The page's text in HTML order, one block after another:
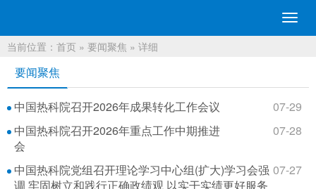
切
换
当前位置： 首页 » 要闻聚焦 » 详细
要闻聚焦
中国热科院召开2026年成果转化工作会议
07-29
中国热科院召开2026年重点工作中期推进
会
07-28
中国热科院党组召开理论学习中心组(扩大)学习会强
调 牢固树立和践行正确政绩观 以实干实绩更好服务
07-27